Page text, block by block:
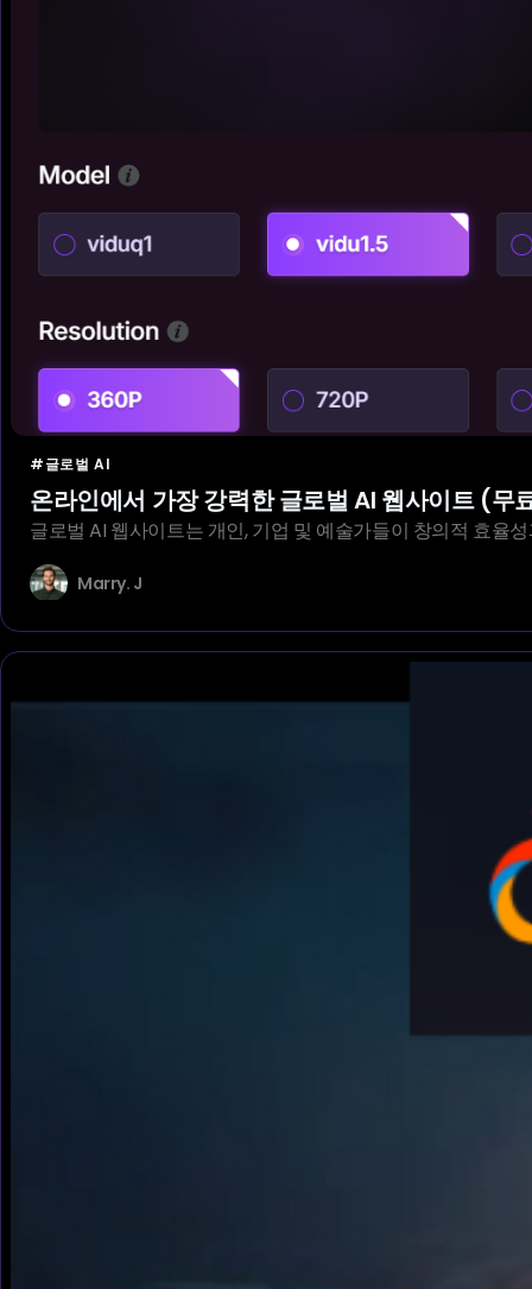
#글로벌 AI
온라인에서 가장 강력한 글로벌 AI 웹사이트 (무
글로벌 AI 웹사이트는 개인, 기업 및 예술가들이 창의적 효율
Marry. J